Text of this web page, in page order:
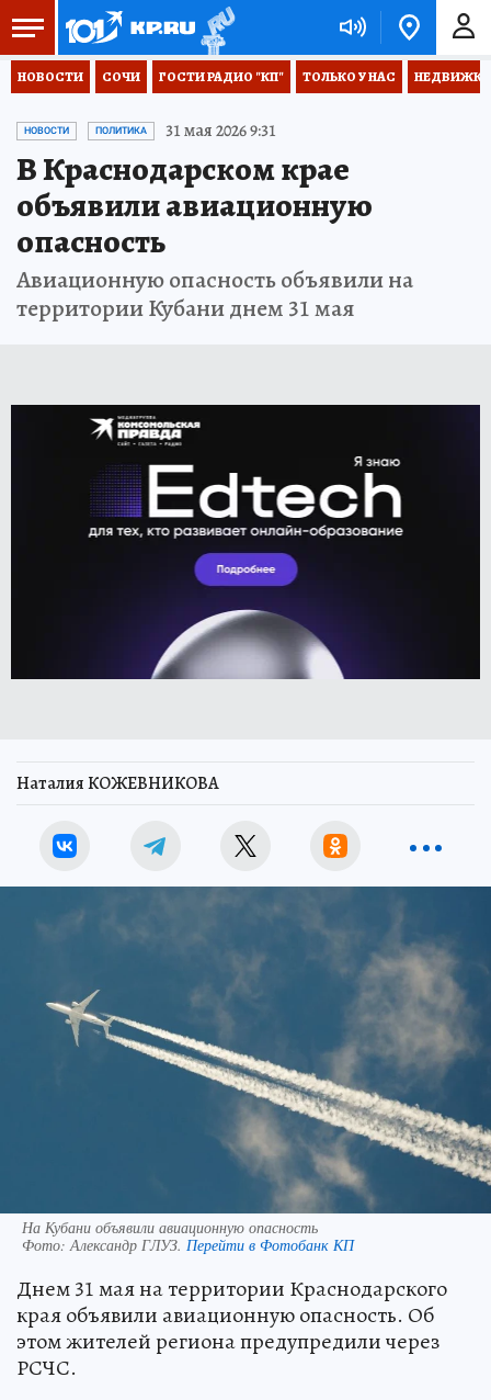
НОВОСТИ СОЧИ ГОСТИ РАДИО "КП" ТОЛЬКО У НАС НЕДВИЖКА
НОВОСТИ ПОЛИТИКА 31 мая 2026 9:31
В Краснодарском крае
объявили авиационную
опасность
Авиационную опасность объявили на
территории Кубани днем 31 мая
Наталия КОЖЕВНИКОВА
На Кубани объявили авиационную опасность
Фото:Александр ГЛУЗ. Перейти в Фотобанк КП
Днем 31 мая на территории Краснодарского
края объявили авиационную опасность. Об
этом жителей региона предупредили через
РСЧС.